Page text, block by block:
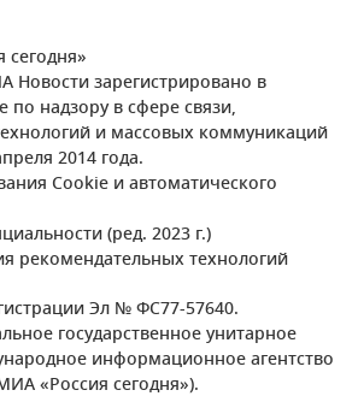
Новости зарегистрировано в
по надзору в сфере связи,
и массовых коммуникаций
2014 года.
Cookie и автоматического
(ред. 2023 г.)
рекомендательных технологий
Эл № ФС77-57640.
государственное унитарное
информационное агентство
«Россия сегодня»).